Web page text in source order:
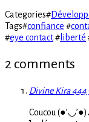
Categories#
Tags#confiance #
#eye contact# liberté
2 comments
Divine Kira 444
Coucou (●’◡’●)